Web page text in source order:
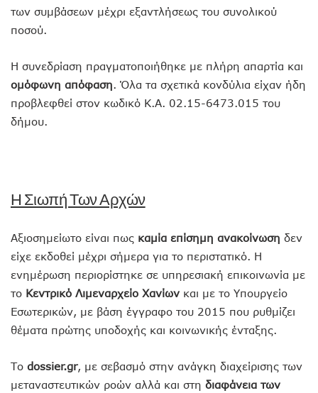
των συμβάσεων μέχρι εξαντλήσεως του συνολικού
ποσού.
Η συνεδρίαση πραγματοποιήθηκε με πλήρη απαρτία και
ομόφωνη απόφαση. Όλα τα σχετικά κονδύλια είχαν ήδη
προβλεφθεί στον κωδικό Κ.Α. 02.15-6473.015 του
δήμου.
Η Σιωπή Των Αρχών
Αξιοσημείωτο είναι πως καμία επίσημη ανακοίνωση δεν
είχε εκδοθεί μέχρι σήμερα για το περιστατικό. Η
ενημέρωση περιορίστηκε σε υπηρεσιακή επικοινωνία με
το Κεντρικό Λιμεναρχείο Χανίων και με το Υπουργείο
Εσωτερικών, με βάση έγγραφο του 2015 που ρυθμίζει
θέματα πρώτης υποδοχής και κοινωνικής ένταξης.
Το dossier.gr, με σεβασμό στην ανάγκη διαχείρισης των
μεταναστευτικών ροών αλλά και στη διαφάνεια των